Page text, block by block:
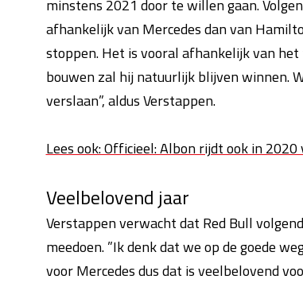
minstens 2021 door te willen gaan.
afhankelijk van Mercedes dan van
stoppen. Het is vooral afhankelijk van
bouwen zal hij natuurlijk blijven winnen.
verslaan”, aldus Verstappen.
Lees ook: Officieel: Albon rijdt ook in 2020
Veelbelovend jaar
Verstappen verwacht dat Red Bull
meedoen. ”Ik denk dat we op de goede
voor Mercedes dus dat is veelbelovend